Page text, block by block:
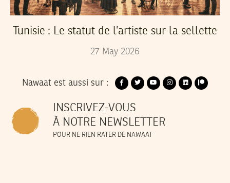
Tunisie : Le statut de l’artiste sur la sellette
27 May 2026
Nawaat est aussi sur :
INSCRIVEZ-VOUS
À NOTRE NEWSLETTER
POUR NE RIEN RATER DE NAWAAT